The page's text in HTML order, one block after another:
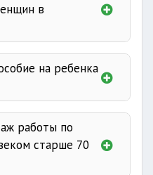
15 рабочих дней
ухудшающие
в
60 лети при
25 лет;
на ребенка
работы по
старше 70